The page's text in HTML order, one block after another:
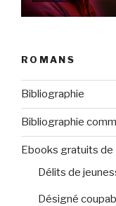
ROMANS
Bibliographie
Bibliographie
Ebooks gratuits de
Délits de
Désigné